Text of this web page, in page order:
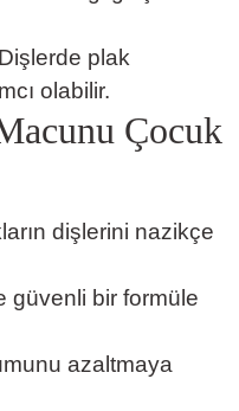
Dişlerde plak
olabilir.
Çocuk
dişlerini nazikçe
güvenli bir formüle
azaltmaya